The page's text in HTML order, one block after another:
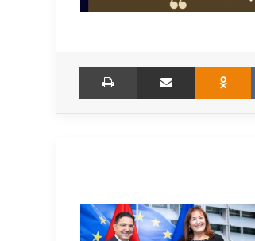
VKontakte
Odnoklassniki
Share via Email
Print